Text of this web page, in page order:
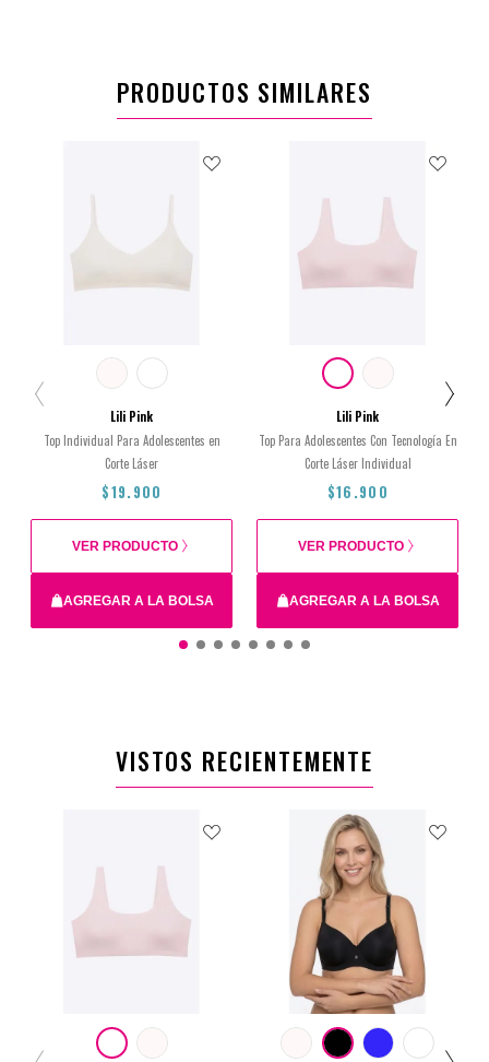
PRODUCTOS SIMILARES
Lili Pink
Top Individual Para Adolescentes en
Corte Láser
$19.900
AGREGAR A LA BOLSA
VER PRODUCTO
$19.900
Lili Pink
Top Para Adolescentes Con Tecnología En
Corte Láser Individual
$16.900
AGREGAR A LA BOLSA
VER PRODUCTO
$16.900
VISTOS RECIENTEMENTE